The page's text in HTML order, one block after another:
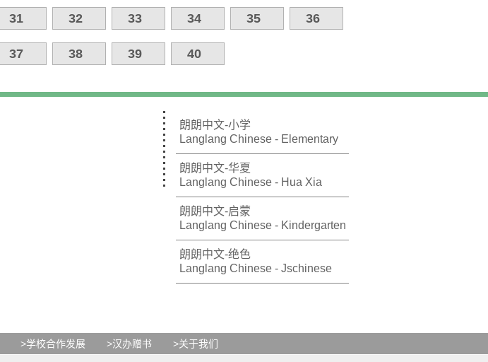
31 32 33 34 35 36
37 38 39 40
朗朗中文-小学
Langlang Chinese - Elementary
朗朗中文-华夏
Langlang Chinese - Hua Xia
朗朗中文-启蒙
Langlang Chinese - Kindergarten
朗朗中文-绝色
Langlang Chinese - Jschinese
>学校合作发展 >汉办赠书 >关于我们